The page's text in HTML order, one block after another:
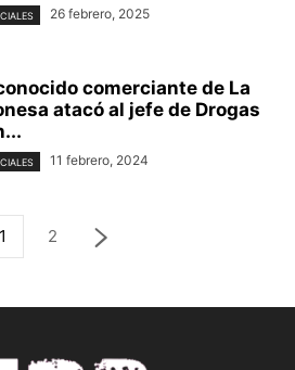
26 febrero, 2025
comerciante de La
atacó al jefe de Drogas
11 febrero, 2024
1 2